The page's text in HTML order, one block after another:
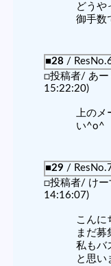
どうや
御手数
■28 /
□投稿者/ あ
15:22:20)
上のメ
い^o^
■29 /
□投稿者/ け
14:16:07)
こんに
まだ募
私もバ
と思い